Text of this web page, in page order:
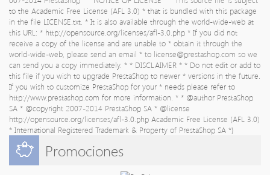
to the Academic Free License (AFL 3.0) * that is bundled with this package
in the file LICENSE.txt. * It is also available through the world-wide-web at
this URL: * http://opensource.org/licenses/afl-3.0.php * If you did not
receive a copy of the license and are unable to * obtain it through the
world-wide-web, please send an email * to license@prestashop.com so we
can send you a copy immediately. * * DISCLAIMER * * Do not edit or add to
this file if you wish to upgrade PrestaShop to newer * versions in the future.
If you wish to customize PrestaShop for your * needs please refer to
http://www.prestashop.com for more information. * * @author PrestaShop
SA * @copyright 2007-2014 PrestaShop SA * @license
http://opensource.org/licenses/afl-3.0.php Academic Free License (AFL 3.0)
* International Registered Trademark & Property of PrestaShop SA *}
Promociones